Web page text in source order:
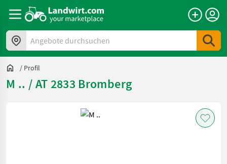
Angebote durchsuchen
/ Profil
M .. / AT 2833 Bromberg